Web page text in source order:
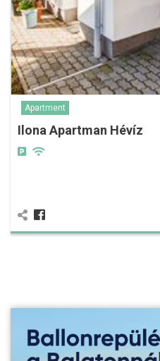
Apartment
Ilona Apartman Hévíz